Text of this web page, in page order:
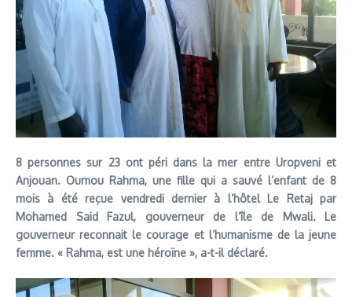
8 personnes sur 23 ont péri dans la mer entre Uropveni et
Anjouan. Oumou Rahma, une fille qui a sauvé l’enfant de 8
mois à été reçue vendredi dernier à l’hôtel Le Retaj par
Mohamed Said Fazul, gouverneur de l’île de Mwali. Le
gouverneur reconnait le courage et l’humanisme de la jeune
femme. « Rahma, est une héroïne », a-t-il déclaré.